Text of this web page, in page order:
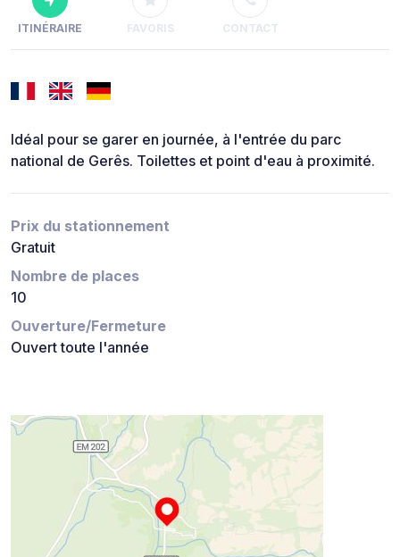
ITINÉRAIRE FAVORIS CONTACT
Idéal pour se garer en journée, à l'entrée du parc
national de Gerês. Toilettes et point d'eau à proximité.
Prix du stationnement
Gratuit
Nombre de places
10
Ouverture/Fermeture
Ouvert toute l'année